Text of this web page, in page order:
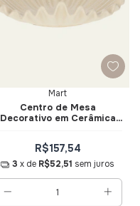
Mart
Centro de Mesa
Decorativo em Cerâmica
R$157,54
3 x de R$52,51 sem juros